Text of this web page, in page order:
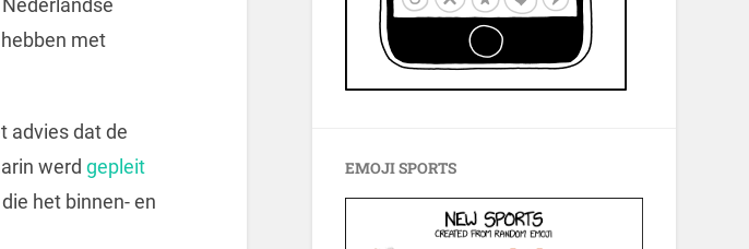
met
advies dat de
werd gepleit
het binnen- en
EMOJI SPORTS